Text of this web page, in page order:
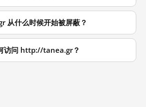
什么时候开始被屏蔽？
访问 http://tanea.gr？